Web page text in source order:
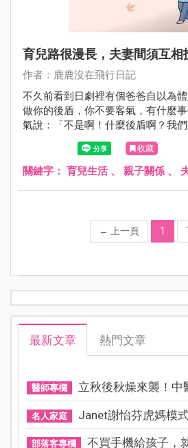
育兒路很漫長，夫妻間須互相
作者：鹿鹿沒在飛行日記
不久前看到日劇裡有個爸爸自以為
做你的後盾，你不要客氣，有什麼
氣說：「不是啊！什麼後盾啊？我們
我也是第一次當父母，什麼都不懂
個人學習，然後再教你怎麼做嗎？
習、一起做父母嗎？所謂的夫妻，不
收藏
關鍵字： 育兒生活、 親子關係 、
← 上一頁 1
最新文章 熱門文章
醫師專欄 立秋後秋燥來襲！中
名人家庭 Janet謝怡芬虎媽模
部落客專欄 不買手機給孩子，